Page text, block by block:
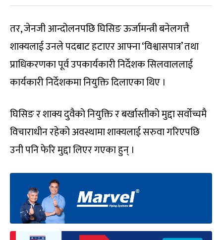
तर, जेनजी आन्दोलनपछि घिसिङ ऊर्जामन्त्री बनेलगत्तै
शाक्यलाई उनले पदबाट हटाएर आफ्ना ‘विश्वासपात्र’ तथा
प्राधिकरणका पूर्व उपकार्यकारी निर्देशक सिलवाललाई
कार्यकारी निर्देशकमा नियुक्ति दिलाएका थिए ।
घिसिङ र शाक्य दुवैको नियुक्ति र बर्खास्तीको मुद्दा सर्वोच्चमै
विचाराधीन रहेको अवस्थामा शाक्यलाई सरुवा गरिएपछि
उनी पनि फेरि मुद्दा लिएर गएका हुन् ।